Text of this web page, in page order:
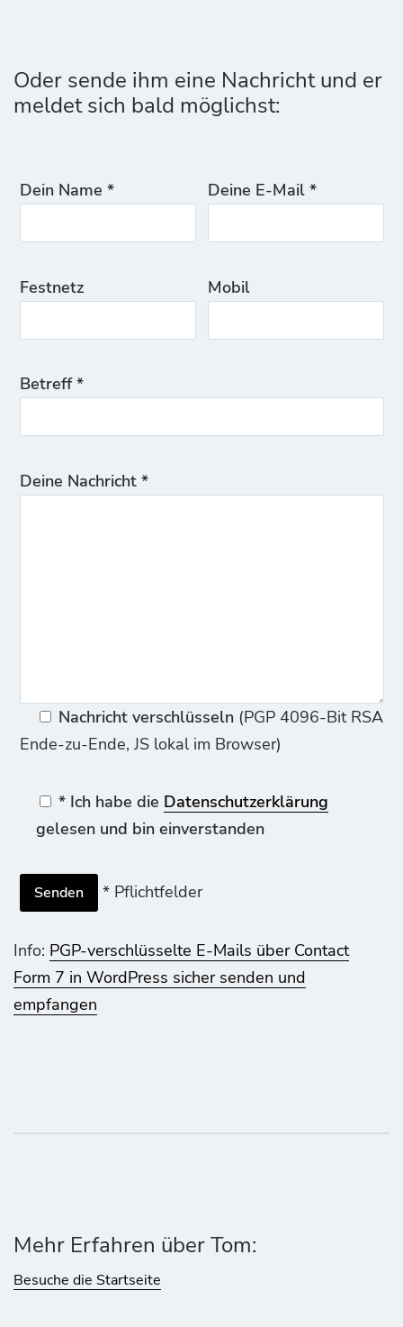
Oder sende ihm eine Nachricht und er
meldet sich bald möglichst:
Dein Name * Deine E-Mail *
Festnetz Mobil
Betreff *
Deine Nachricht *
Nachricht verschlüsseln(PGP 4096-Bit RSA
Ende-zu-Ende, JS lokal im Browser)
* Ich habe die Datenschutzerklärung
gelesen und bin einverstanden
* Pflichtfelder
Info: PGP-verschlüsselte E-Mails über Contact
Form 7 in WordPress sicher senden und
empfangen
Mehr Erfahren über Tom:
Besuche die Startseite